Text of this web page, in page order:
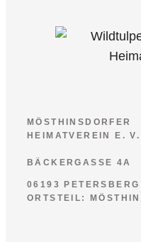
MÖSTHINSDORFER
HEIMATVEREIN E. V.
BÄCKERGASSE 4A
06193 PETERSBERG
ORTSTEIL: